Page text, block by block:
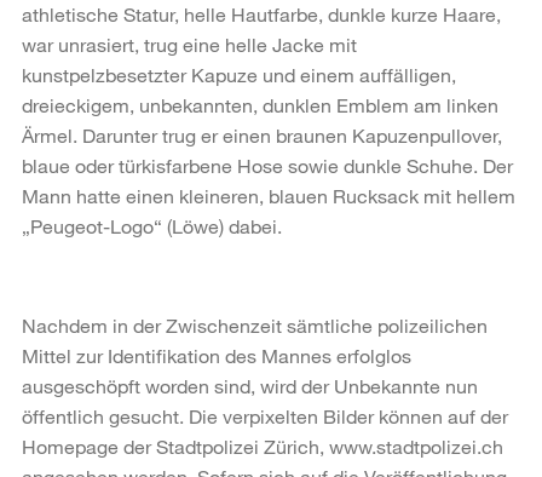
athletische Statur, helle Hautfarbe, dunkle kurze Haare,
war unrasiert, trug eine helle Jacke mit
kunstpelzbesetzter Kapuze und einem auffälligen,
dreieckigem, unbekannten, dunklen Emblem am linken
Ärmel. Darunter trug er einen braunen Kapuzenpullover,
blaue oder türkisfarbene Hose sowie dunkle Schuhe. Der
Mann hatte einen kleineren, blauen Rucksack mit hellem
„Peugeot-Logo“ (Löwe) dabei.
Nachdem in der Zwischenzeit sämtliche polizeilichen
Mittel zur Identifikation des Mannes erfolglos
ausgeschöpft worden sind, wird der Unbekannte nun
öffentlich gesucht. Die verpixelten Bilder können auf der
Homepage der Stadtpolizei Zürich, www.stadtpolizei.ch